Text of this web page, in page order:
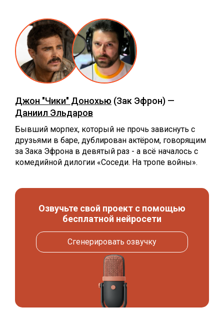
Джон "Чики" Донохью (Зак Эфрон) —
Даниил Эльдаров
Бывший морпех, который не прочь зависнуть с
друзьями в баре, дублирован актёром, говорящим
за Зака Эфрона в девятый раз - а всё началось с
комедийной дилогии «Соседи. На тропе войны».
Озвучьте свой проект с помощью
бесплатной нейросети
Сгенерировать озвучку